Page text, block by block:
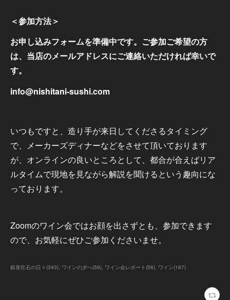
＜参加方法＞
お申し込みフォームを準備中です。ご参加ご希望の方
は、当店のメールアドレスにご連絡いただければ幸いで
す。
info@nishitani-sushi.com
いつもですと、造り手が来日してくださるタイミング
で、メーカーズディナーなどをさせて頂いております
が、オンラインの良いところとして、都合が合えばリア
ルタイムで現地を見ながら解説を聞けるという趣向にな
っております。
Zoomのワイン会ではお顔を出さずとも、参加できます
ので、お気軽にぜひご参加くださいませ。
銀座壮石の日々 (343) ワインの夕べ(59) ワイン会レポート (56) ワイン(187)